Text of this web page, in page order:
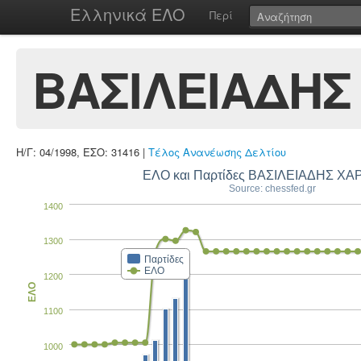
Ελληνικά ΕΛΟ Περί
Η/Γ: 04/1998, ΕΣΟ: 31416 | Τέλος Ανανέωσης Δελτίου
ΕΛΟ και Παρτίδες ΒΑΣΙΛΕΙΑΔΗΣ
Source: chessfed.gr
Παρτίδες
ΕΛΟ
1000
1100
1200
1300
1400
ΕΛΟ